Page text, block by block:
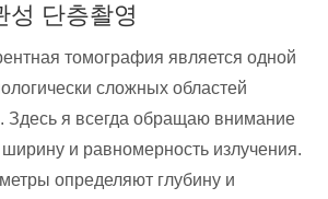
성 단층촬영
томография является одной
сложных областей
Здесь я всегда обращаю внимание
и равномерность излучения.
определяют глубину и